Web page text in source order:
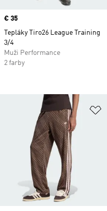
Price
€ 35
Tepláky Tiro26 League Training
3/4
Muži Performance
2 farby